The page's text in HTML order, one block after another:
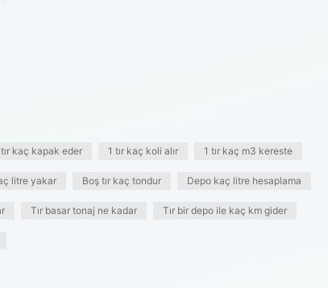
kaç kapak eder 1 tır kaç koli alır 1 tır kaç m3 kereste
litre yakar Boş tır kaç tondur Depo kaç litre hesaplama
Tır basar tonaj ne kadar Tır bir depo ile kaç km gider